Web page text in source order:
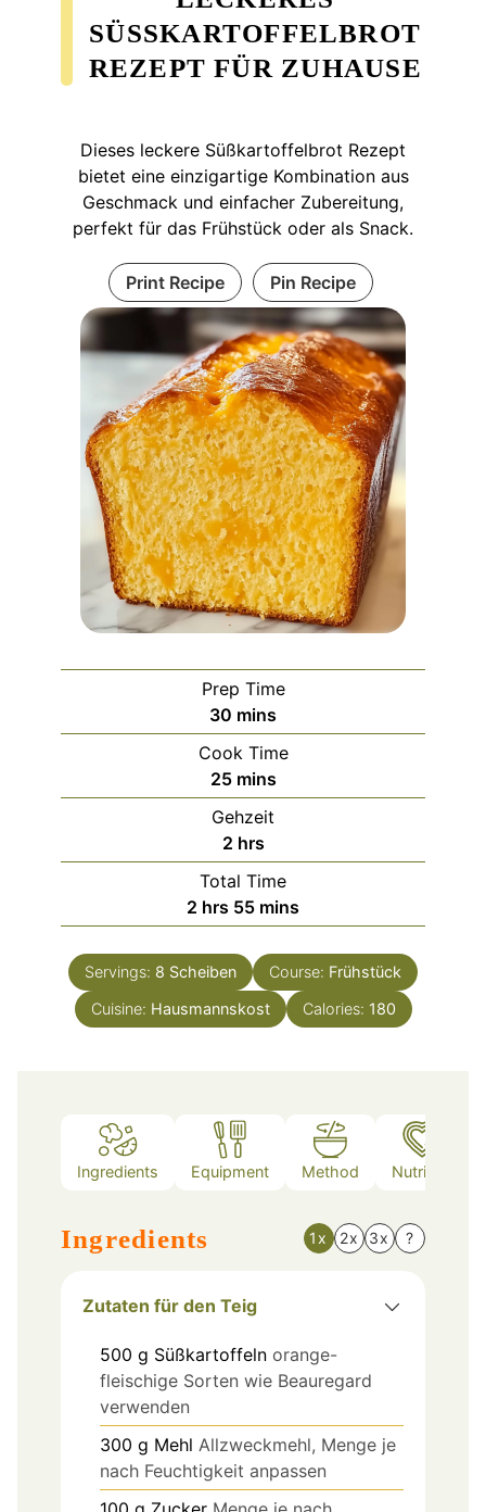
SÜSSKARTOFFELBROT R
EZEPT FÜR ZUHAUSE
Dieses leckere Süßkartoffelbrot Rezept
bietet eine einzigartige Kombination aus
Geschmack und einfacher Zubereitung,
perfekt für das Frühstück oder als Snack.
Print Recipe Pin Recipe
Prep Time
30 minutes
mins
Cook Time
25minutes
mins
Gehzeit
2hours
hrs
Total Time
2 hours
hrs 55minutes
mins
Servings: 8 Scheiben Course: Frühstück
Cuisine: Hausmannskost Calories: 180
Ingredients Equipment Method Nutrition
Ingredients 1x 2x 3x ?
Zutaten für den Teig
500 g Süßkartoffeln orange-
fleischige Sorten wie Beauregard
verwenden
300 g Mehl Allzweckmehl, Menge je
nach Feuchtigkeit anpassen